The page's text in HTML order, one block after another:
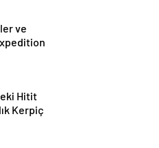
ve
Hitit
Kerpiç